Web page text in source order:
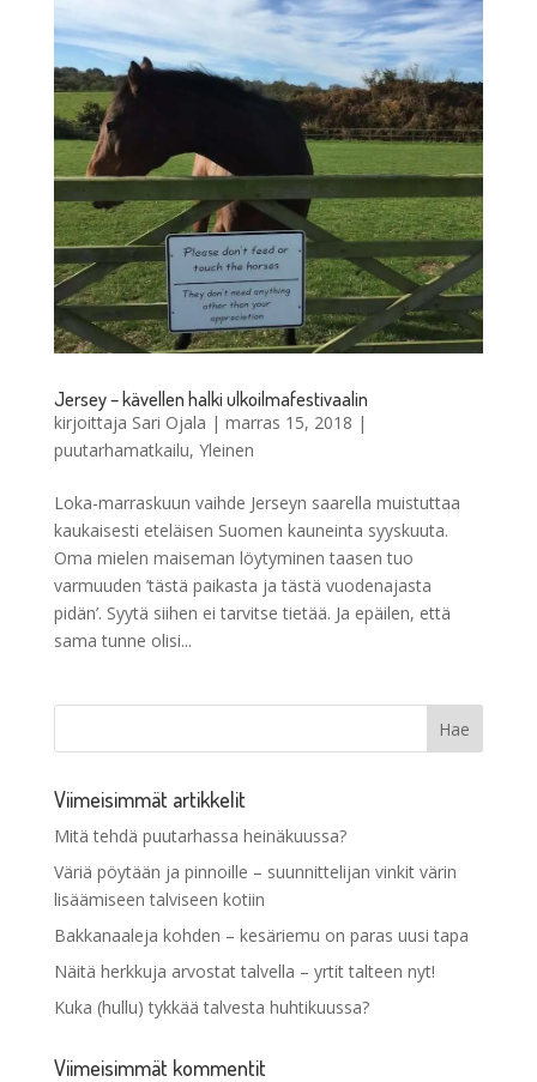
Jersey – kävellen halki ulkoilmafestivaalin
kirjoittaja Sari Ojala | marras 15, 2018 |
puutarhamatkailu, Yleinen
Loka-marraskuun vaihde Jerseyn saarella muistuttaa
kaukaisesti eteläisen Suomen kauneinta syyskuuta.
Oma mielen maiseman löytyminen taasen tuo
varmuuden ’tästä paikasta ja tästä vuodenajasta
pidän’. Syytä siihen ei tarvitse tietää. Ja epäilen, että
sama tunne olisi...
Viimeisimmät artikkelit
Mitä tehdä puutarhassa heinäkuussa?
Väriä pöytään ja pinnoille – suunnittelijan vinkit värin
lisäämiseen talviseen kotiin
Bakkanaaleja kohden – kesäriemu on paras uusi tapa
Näitä herkkuja arvostat talvella – yrtit talteen nyt!
Kuka (hullu) tykkää talvesta huhtikuussa?
Viimeisimmät kommentit